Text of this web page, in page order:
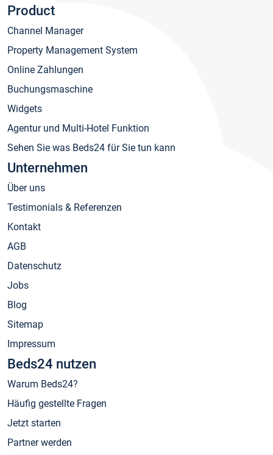
Product
Channel Manager
Property Management System
Online Zahlungen
Buchungsmaschine
Widgets
Agentur und Multi-Hotel Funktion
Sehen Sie was Beds24 für Sie tun kann
Unternehmen
Über uns
Testimonials & Referenzen
Kontakt
AGB
Datenschutz
Jobs
Blog
Sitemap
Impressum
Beds24 nutzen
Warum Beds24?
Häufig gestellte Fragen
Jetzt starten
Partner werden